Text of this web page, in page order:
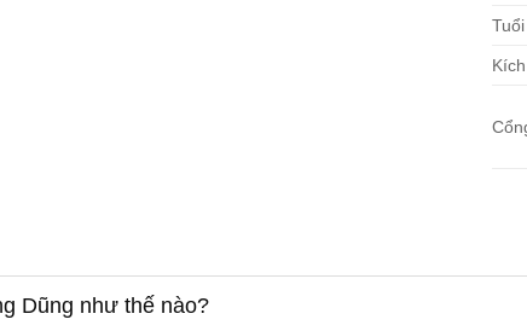
Dũng như thế nào?